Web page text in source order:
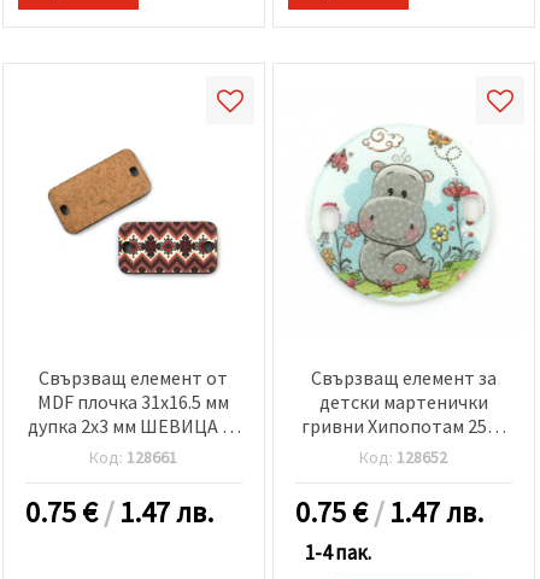
бутона
всички
Настройки
на
Свързващ елемент от
MDF плочка 31x16.5 мм
дупка 2x3 мм ШЕВИЦА -5
броя
Код: 128661
0.75€/1.47 лв.
Свързващ елемент за
детски мартенички
гривни Хипопотам 25x2
мм дупка 2x3 мм -5 броя
Код: 128652
0.75€/1.47 лв.
1-4 пак.